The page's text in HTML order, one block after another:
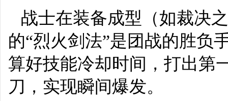
战士在装备成型（如裁决
的“烈火剑法”是团战的胜
算好技能冷却时间，打出第
刀，实现瞬间爆发。